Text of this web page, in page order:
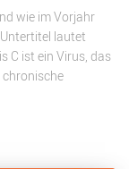
wie im Vorjahr
lautet
C ist ein Virus, das
chronische